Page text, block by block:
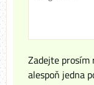
Zadejte prosím
alespoň jedna